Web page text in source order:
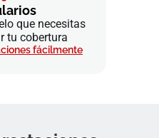
que necesitas
tu cobertura
fácilmente